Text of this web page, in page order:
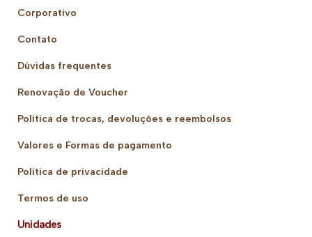
Corporativo
Contato
Dúvidas frequentes
Renovação de Voucher
Política de trocas, devoluções e reembolsos
Valores e Formas de pagamento
Política de privacidade
Termos de uso
Unidades